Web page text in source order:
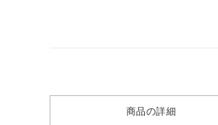
商品の詳細